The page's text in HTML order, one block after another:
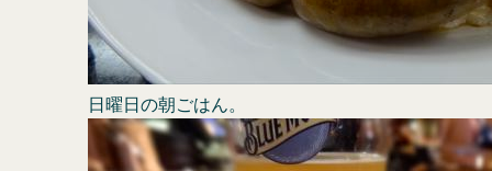
日曜日の朝ごはん。